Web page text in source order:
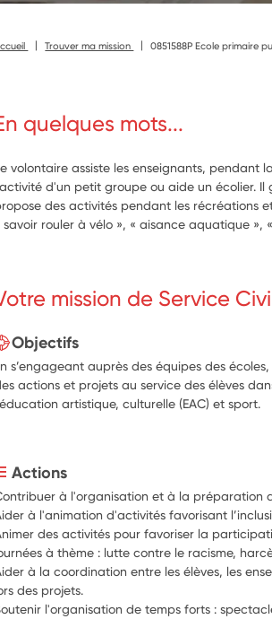
Trouver ma mission 0851588P Ecole primaire
quelques mots...
volontaire assiste les enseignants, pendant
d'un petit groupe ou aide un écolier. Il
des activités pendant les récréations
savoir rouler à vélo », « aisance aquatique »,
mission de Service
Objectifs
s’engageant auprès des équipes des
actions et projets au service des élèves
artistique, culturelle (EAC) et sport.
Actions
à l'organisation et à la préparation
à l'animation d'activités favorisant
des activités pour favoriser la
à thème : lutte contre le racisme,
à la coordination entre les élèves, les
l'organisation de temps forts :